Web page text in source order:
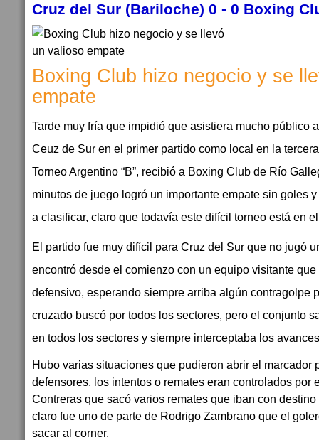
Cruz del Sur (Bariloche) 0 - 0 Boxing
Boxing Club hizo negocio y se
empate
Tarde muy fría que impidió que asistiera mucho público
Ceuz de Sur en el primer partido como local en la
Torneo Argentino “B”, recibió a Boxing Club de Río
minutos de juego logró un importante empate sin goles
a clasificar, claro que todavía este difícil torneo está en
El partido fue muy difícil para Cruz del Sur que no jugó
encontró desde el comienzo con un equipo visitante
defensivo, esperando siempre arriba algún contragolpe
cruzado buscó por todos los sectores, pero el conjunto
en todos los sectores y siempre interceptaba los
Hubo varias situaciones que pudieron abrir el marcador
defensores, los intentos o remates eran controlados por
Contreras que sacó varios remates que iban con
claro fue uno de parte de Rodrigo Zambrano que el
sacar al corner.